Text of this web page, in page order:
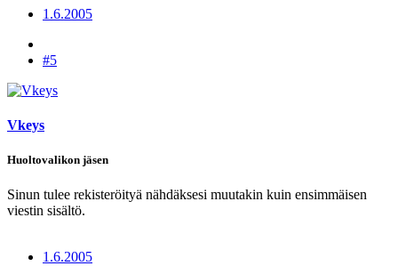
1.6.2005
#5
Vkeys
Huoltovalikon jäsen
Sinun tulee rekisteröityä nähdäksesi muutakin kuin ensimmäisen
viestin sisältö.
1.6.2005